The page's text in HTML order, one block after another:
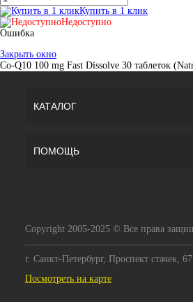
Купить в 1 клик
Недоступно
Ошибка
Закрыть окно
Co-Q10 100 mg Fast Dissolve 30 таблеток
КАТАЛОГ
ПОМОЩЬ
Copyright 2005-2025 © Все права
г. Санкт-Петербург, Проспект стачек,
Посмотреть на карте